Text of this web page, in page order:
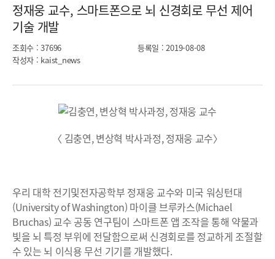
정재웅 교수, 스마트폰으로 뇌 신경회로 무선 제어
기술 개발​
조회수 : 37696 등록일 : 2019-08-08
작성자 : kaist_news
〈 김충연, 변상혁 박사과정, 정재웅 교수〉
우리 대학 전기및전자공학부 정재웅 교수와 미국 워싱턴대
(University of Washington) 마이클 브루카스(Michael
Bruchas) 교수 공동 연구팀이 스마트폰 앱 조작을 통해 약물과
빛을 뇌 특정 부위에 전달함으로써 신경회로를 정교하게 조절할
수 있는 뇌 이식용 무선 기기를 개발했다.